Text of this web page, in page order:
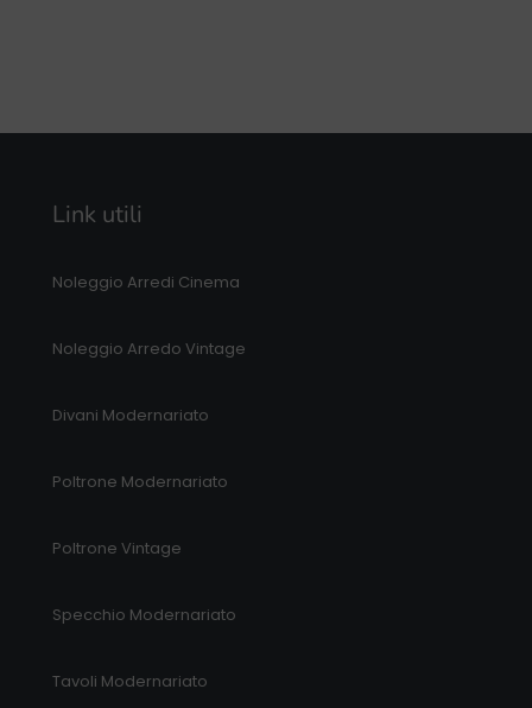
Link utili
Noleggio Arredi Cinema
Noleggio Arredo Vintage
Divani Modernariato
Poltrone Modernariato
Poltrone Vintage
Specchio Modernariato
Tavoli Modernariato